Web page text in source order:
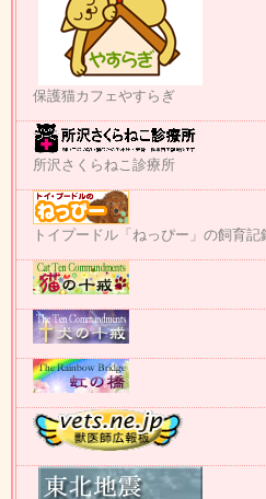
保護猫カフェやすらぎ
所沢さくらねこ診療所
トイプードル「ねっぴー」の飼育記